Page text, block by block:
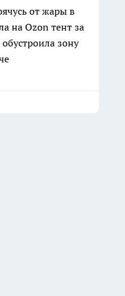
от жары в
на Ozon тент за
зону